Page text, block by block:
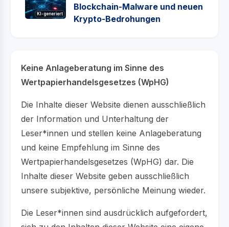
KI-generiert
Blockchain-Malware und neuen
Krypto-Bedrohungen
Keine Anlageberatung im Sinne des
Wertpapierhandelsgesetzes (WpHG)
Die Inhalte dieser Website dienen ausschließlich
der Information und Unterhaltung der
Leser*innen und stellen keine Anlageberatung
und keine Empfehlung im Sinne des
Wertpapierhandelsgesetzes (WpHG) dar. Die
Inhalte dieser Website geben ausschließlich
unsere subjektive, persönliche Meinung wieder.
Die Leser*innen sind ausdrücklich aufgefordert,